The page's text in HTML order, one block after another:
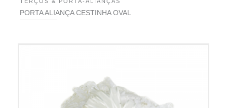
PORTA ALIANÇA CESTINHA OVAL